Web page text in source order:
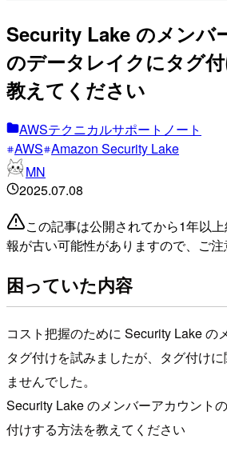
Security Lake のメンバ
のデータレイクにタグ
教えてください
AWSテクニカルサポートノート
AWS Amazon Security Lake
MN
2025.07.08
この記事は公開されてから1年以
報が古い可能性がありますので、ご注
困っていた内容
コスト把握のために Security Lake の
タグ付けを試みましたが、タグ付け
ませんでした。
Security Lake のメンバーアカウント
付けする方法を教えてください